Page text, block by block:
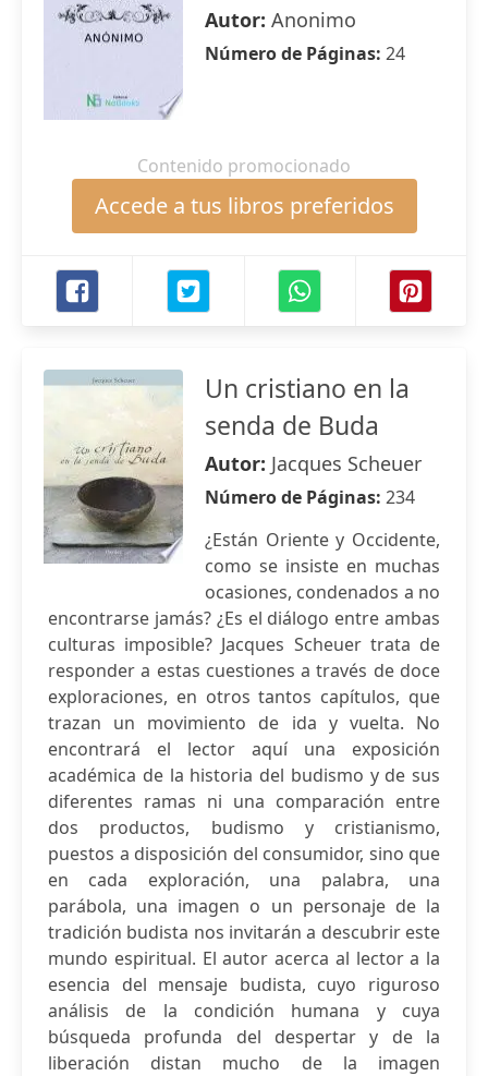
Autor: Anonimo
Número de Páginas: 24
Contenido promocionado
Accede a tus libros preferidos
Un cristiano en la
senda de Buda
Autor: Jacques Scheuer
Número de Páginas: 234
¿Están Oriente y Occidente,
como se insiste en muchas
ocasiones, condenados a no
encontrarse jamás? ¿Es el diálogo entre ambas
culturas imposible? Jacques Scheuer trata de
responder a estas cuestiones a través de doce
exploraciones, en otros tantos capítulos, que
trazan un movimiento de ida y vuelta. No
encontrará el lector aquí una exposición
académica de la historia del budismo y de sus
diferentes ramas ni una comparación entre
dos productos, budismo y cristianismo,
puestos a disposición del consumidor, sino que
en cada exploración, una palabra, una
parábola, una imagen o un personaje de la
tradición budista nos invitarán a descubrir este
mundo espiritual. El autor acerca al lector a la
esencia del mensaje budista, cuyo riguroso
análisis de la condición humana y cuya
búsqueda profunda del despertar y de la
liberación distan mucho de la imagen